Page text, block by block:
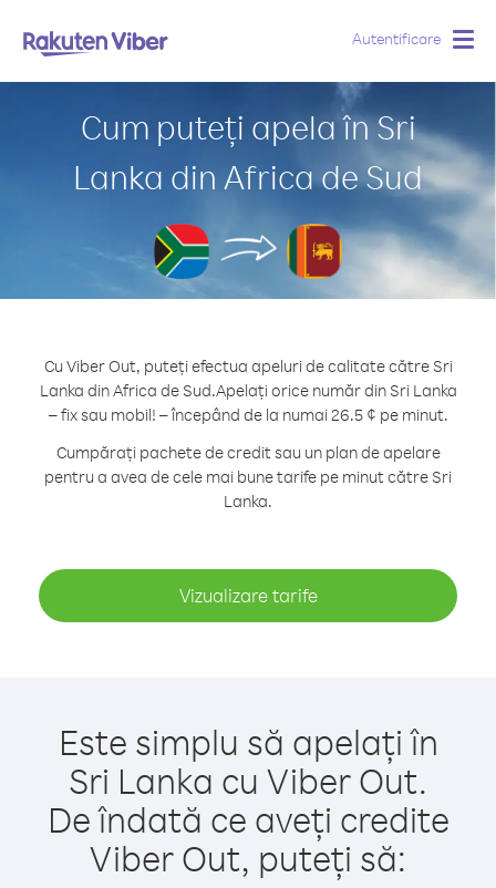
Autentificare
Cum puteți apela în Sri
Lanka din Africa de Sud
Cu Viber Out, puteți efectua apeluri de calitate către Sri
Lanka din Africa de Sud.Apelați orice număr din Sri Lanka
– fix sau mobil! – începând de la numai 26.5 ¢ pe minut.
Cumpărați pachete de credit sau un plan de apelare
pentru a avea de cele mai bune tarife pe minut către Sri
Lanka.
Vizualizare tarife
Este simplu să apelați în
Sri Lanka cu Viber Out.
De îndată ce aveți credite
Viber Out, puteți să: